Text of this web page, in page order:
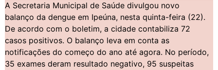
A Secretaria Municipal de Saúde divulgou novo
balanço da dengue em Ipeúna, nesta quinta-feira (22).
De acordo com o boletim, a cidade contabiliza 72
casos positivos. O balanço leva em conta as
notificações do começo do ano até agora. No período,
35 exames deram resultado negativo, 95 suspeitas